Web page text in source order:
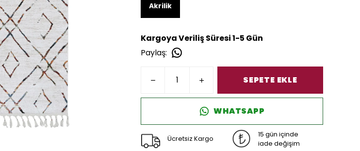
Akrilik
Kargoya Veriliş Süresi 1-5 Gün
Paylaş:
SEPETE EKLE
WHATSAPP
Ücretsiz Kargo
15 gün içinde
iade değişim